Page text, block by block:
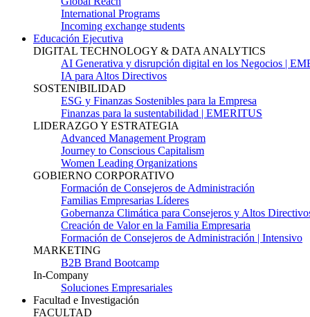
International Programs
Incoming exchange students
Educación Ejecutiva
DIGITAL TECHNOLOGY & DATA ANALYTICS
AI Generativa y disrupción digital en los Negocios |
IA para Altos Directivos
SOSTENIBILIDAD
ESG y Finanzas Sostenibles para la Empresa
Finanzas para la sustentabilidad | EMERITUS
LIDERAZGO Y ESTRATEGIA
Advanced Management Program
Journey to Conscious Capitalism
Women Leading Organizations
GOBIERNO CORPORATIVO
Formación de Consejeros de Administración
Familias Empresarias Líderes
Gobernanza Climática para Consejeros y Altos
Creación de Valor en la Familia Empresaria
Formación de Consejeros de Administración | Intensivo
MARKETING
B2B Brand Bootcamp
In-Company
Soluciones Empresariales
Facultad e Investigación
FACULTAD